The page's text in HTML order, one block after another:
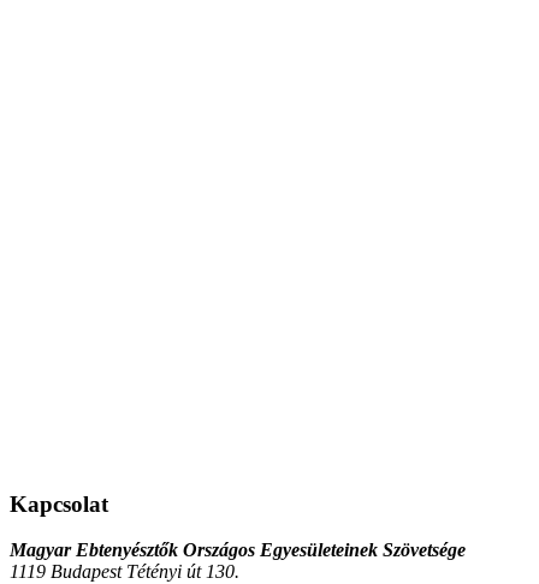
Kapcsolat
Magyar Ebtenyésztők Országos Egyesületeinek Szövetsége
1119 Budapest Tétényi út 130.